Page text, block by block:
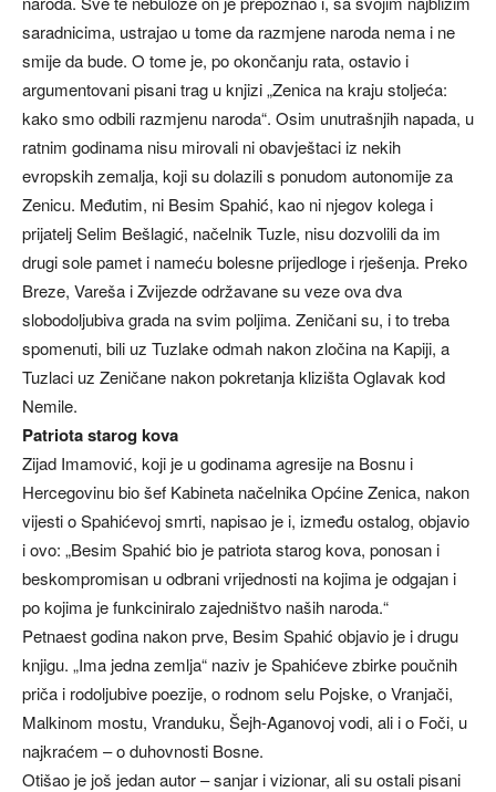
saradnicima, ustrajao u tome da razmjene naroda nema i ne
smije da bude. O tome je, po okončanju rata, ostavio i
argumentovani pisani trag u knjizi „Zenica na kraju stoljeća:
kako smo odbili razmjenu naroda“. Osim unutrašnjih napada, u
ratnim godinama nisu mirovali ni obavještaci iz nekih
evropskih zemalja, koji su dolazili s ponudom autonomije za
Zenicu. Međutim, ni Besim Spahić, kao ni njegov kolega i
prijatelj Selim Bešlagić, načelnik Tuzle, nisu dozvolili da im
drugi sole pamet i nameću bolesne prijedloge i rješenja. Preko
Breze, Vareša i Zvijezde održavane su veze ova dva
slobodoljubiva grada na svim poljima. Zeničani su, i to treba
spomenuti, bili uz Tuzlake odmah nakon zločina na Kapiji, a
Tuzlaci uz Zeničane nakon pokretanja klizišta Oglavak kod
Nemile.
Patriota starog kova
Zijad Imamović, koji je u godinama agresije na Bosnu i
Hercegovinu bio šef Kabineta načelnika Općine Zenica, nakon
vijesti o Spahićevoj smrti, napisao je i, između ostalog, objavio
i ovo: „Besim Spahić bio je patriota starog kova, ponosan i
beskompromisan u odbrani vrijednosti na kojima je odgajan i
po kojima je funkciniralo zajedništvo naših naroda.“
Petnaest godina nakon prve, Besim Spahić objavio je i drugu
knjigu. „Ima jedna zemlja“ naziv je Spahićeve zbirke poučnih
priča i rodoljubive poezije, o rodnom selu Pojske, o Vranjači,
Malkinom mostu, Vranduku, Šejh-Aganovoj vodi, ali i o Foči, u
najkraćem – o duhovnosti Bosne.
Otišao je još jedan autor – sanjar i vizionar, ali su ostali pisani